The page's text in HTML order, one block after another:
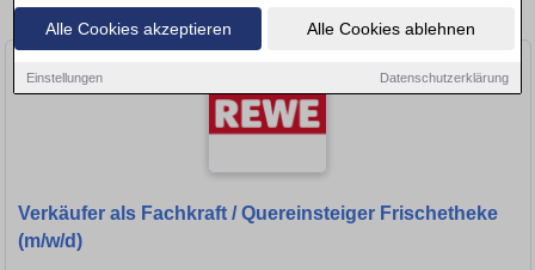
Alle Cookies akzeptieren Alle Cookies ablehnen
Einstellungen Datenschutzerklärung
Verkäufer als Fachkraft / Quereinsteiger Frischetheke
(m/w/d)